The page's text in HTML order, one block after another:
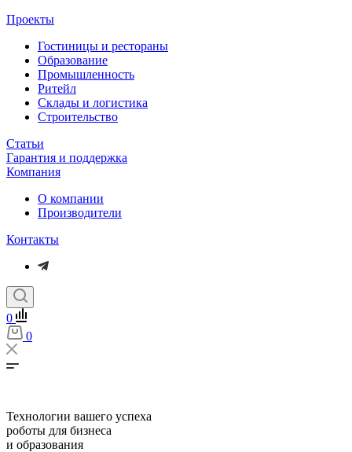
Проекты
Гостиницы и рестораны
Образование
Промышленность
Ритейл
Склады и логистика
Строительство
Статьи
Гарантия и поддержка
Компания
О компании
Производители
Контакты
0
0
Технологии вашего успеха
роботы для бизнеса
и образования